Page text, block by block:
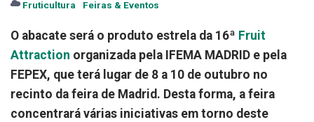
Fruticultura
Feiras & Eventos
O abacate será o produto estrela da 16ª Fruit
Attraction organizada pela IFEMA MADRID e pela
FEPEX, que terá lugar de 8 a 10 de outubro no
recinto da feira de Madrid. Desta forma, a feira
concentrará várias iniciativas em torno deste